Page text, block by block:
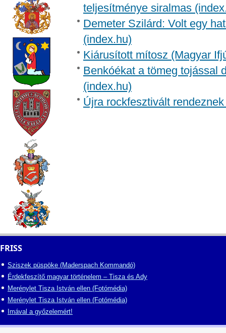
teljesítménye siralmas
Demeter Szilárd: Volt egy
(index.hu)
Kiárusított mítosz (Magyar
Benkóékat a tömeg tojással
(index.hu)
Újra rockfesztivált
FRISS
Sziszek püspöke (Maderspach Kommandó)
Érdekfeszítő magyar történelem – Tisza és Ady
Merénylet Tisza István ellen (Fotómédia)
Merénylet Tisza István ellen (Fotómédia)
Imával a győzelemért!